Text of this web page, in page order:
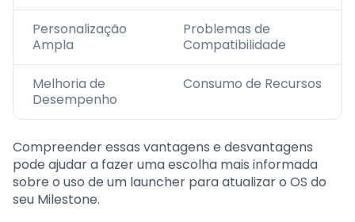
Personalização
Ampla
Problemas de
Compatibilidade
Melhoria de
Desempenho
Consumo de Recursos
Compreender essas vantagens e desvantagens
pode ajudar a fazer uma escolha mais informada
sobre o uso de um launcher para atualizar o OS do
seu Milestone.